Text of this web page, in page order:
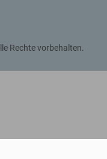
Rechte vorbehalten.